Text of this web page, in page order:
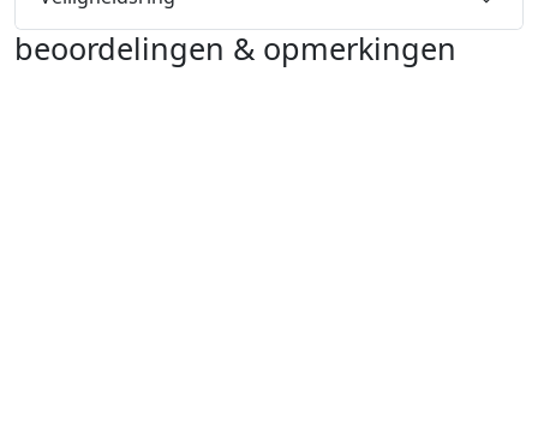
beoordelingen & opmerkingen